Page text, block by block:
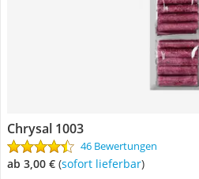
Chrysal 1003
46 Bewertungen
ab 3,00 € ( Sofort lieferbar)